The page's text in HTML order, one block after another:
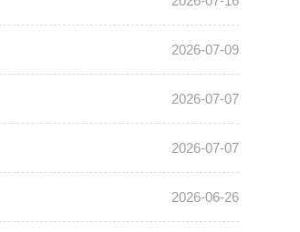
2026-07-09
2026-07-07
2026-07-07
2026-06-26